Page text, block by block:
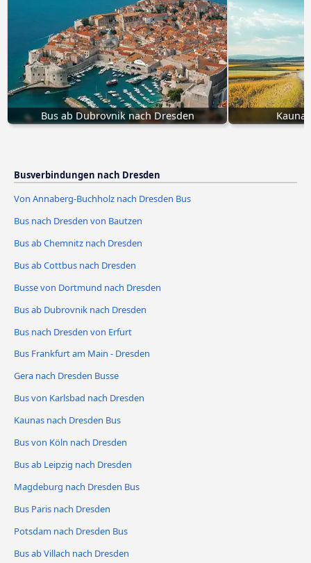
Bus ab Dubrovnik nach Dresden
Busverbindungen nach Dresden
Von Annaberg-Buchholz nach Dresden Bus
Bus nach Dresden von Bautzen
Bus ab Chemnitz nach Dresden
Bus ab Cottbus nach Dresden
Busse von Dortmund nach Dresden
Bus ab Dubrovnik nach Dresden
Bus nach Dresden von Erfurt
Bus Frankfurt am Main - Dresden
Gera nach Dresden Busse
Bus von Karlsbad nach Dresden
Kaunas nach Dresden Bus
Bus von Köln nach Dresden
Bus ab Leipzig nach Dresden
Magdeburg nach Dresden Bus
Bus Paris nach Dresden
Potsdam nach Dresden Bus
Bus ab Villach nach Dresden